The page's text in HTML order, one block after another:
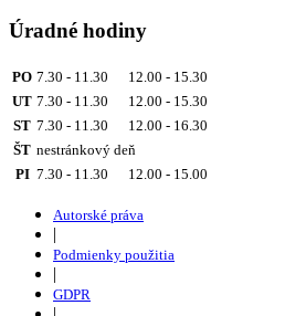
Úradné hodiny
PO 7.30 - 11.30 12.00 - 15.30
UT 7.30 - 11.30 12.00 - 15.30
ST 7.30 - 11.30 12.00 - 16.30
ŠT nestránkový deň
PI 7.30 - 11.30 12.00 - 15.00
Autorské práva
|
Podmienky použitia
|
GDPR